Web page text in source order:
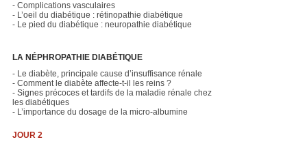
- Complications vasculaires
- L’oeil du diabétique : rétinopathie diabétique
- Le pied du diabétique : neuropathie diabétique
LA NÉPHROPATHIE DIABÉTIQUE
- Le diabète, principale cause d’insuffisance rénale
- Comment le diabète affecte-t-il les reins ?
- Signes précoces et tardifs de la maladie rénale chez
les diabétiques
- L’importance du dosage de la micro-albumine
JOUR 2